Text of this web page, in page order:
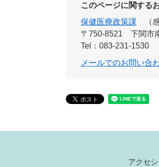
このページに関する
保健医療政策課
〒750-8521
下関市
Tel：083-231-1530
メールでのお問い合
アクセ